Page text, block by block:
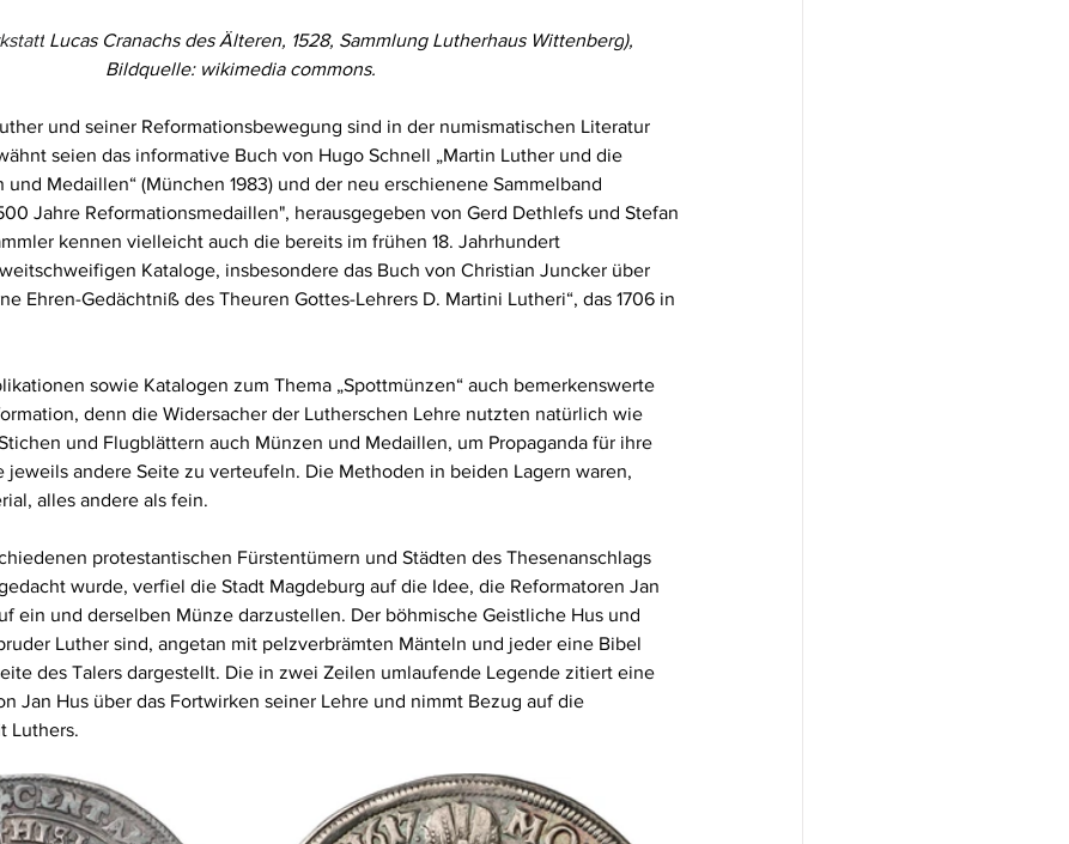
Lucas Cranachs des Älteren, 1528, Sammlung Lutherhaus Wittenberg),
Bildquelle: wikimedia commons.
und seiner Reformationsbewegung sind in der numismatischen Literatur
seien das informative Buch von Hugo Schnell „Martin Luther und die
Medaillen“ (München 1983) und der neu erschienene Sammelband
Jahre Reformationsmedaillen", herausgegeben von Gerd Dethlefs und Stefan
kennen vielleicht auch die bereits im frühen 18. Jahrhundert
Kataloge, insbesondere das Buch von Christian Juncker über
Ehren-Gedächtniß des Theuren Gottes-Lehrers D. Martini Lutheri“, das 1706 in
sowie Katalogen zum Thema „Spottmünzen“ auch bemerkenswerte
denn die Widersacher der Lutherschen Lehre nutzten natürlich wie
und Flugblättern auch Münzen und Medaillen, um Propaganda für ihre
jeweils andere Seite zu verteufeln. Die Methoden in beiden Lagern waren,
alles andere als fein.
protestantischen Fürstentümern und Städten des Thesenanschlags
wurde, verfiel die Stadt Magdeburg auf die Idee, die Reformatoren Jan
ein und derselben Münze darzustellen. Der böhmische Geistliche Hus und
Luther sind, angetan mit pelzverbrämten Mänteln und jeder eine Bibel
des Talers dargestellt. Die in zwei Zeilen umlaufende Legende zitiert eine
Jan Hus über das Fortwirken seiner Lehre und nimmt Bezug auf die
Luthers.